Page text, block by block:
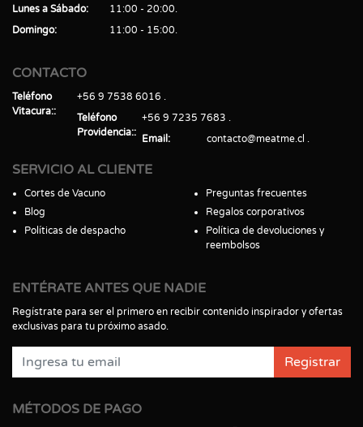
Lunes a Sábado
11:00 - 20:00
Domingo
11:00 - 15:00
CONTACTO
Teléfono
Vitacura:
+56 9 7538 6016
Teléfono
Providencia:
+56 9 7235 7683
Email
contacto@meatme.cl
SERVICIO AL CLIENTE
Cortes de Vacuno
Blog
Políticas de despacho
Preguntas frecuentes
Regalos corporativos
Política de devoluciones y
reembolsos
ENTÉRATE ANTES QUE NADIE
Regístrate para ser el primero en recibir contenido inspirador y ofertas
exclusivas para tu próximo asado.
Registrar
MÉTODOS DE PAGO